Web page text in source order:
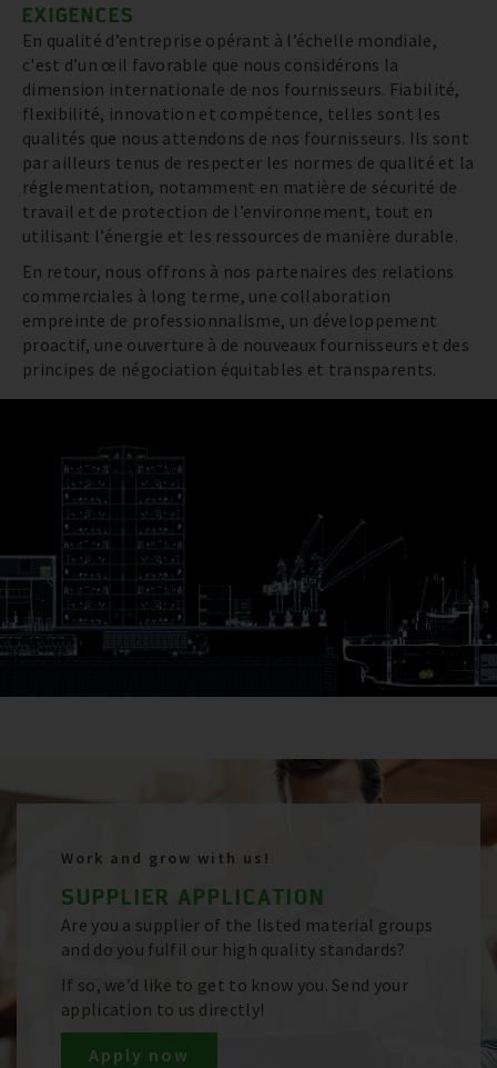
EXIGENCES
En qualité d’entreprise opérant à l’échelle mondiale,
c'est d’un œil favorable que nous considérons la
dimension internationale de nos fournisseurs. Fiabilité,
flexibilité, innovation et compétence, telles sont les
qualités que nous attendons de nos fournisseurs. Ils sont
par ailleurs tenus de respecter les normes de qualité et la
réglementation, notamment en matière de sécurité de
travail et de protection de l’environnement, tout en
utilisant l’énergie et les ressources de manière durable.
En retour, nous offrons à nos partenaires des relations
commerciales à long terme, une collaboration
empreinte de professionnalisme, un développement
proactif, une ouverture à de nouveaux fournisseurs et des
principes de négociation équitables et transparents.
Work and grow with us!
SUPPLIER APPLICATION
Are you a supplier of the listed material groups
and do you fulfil our high quality standards?
If so, we’d like to get to know you. Send your
application to us directly!
Apply now